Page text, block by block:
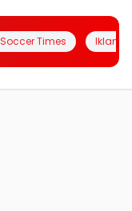
Soccer Times Iklanin